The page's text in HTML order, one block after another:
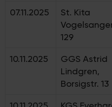
07.11.2025
St. Kita
129
10.11.2025
GGS Astrid
Lindgren,
Borsigstr. 13